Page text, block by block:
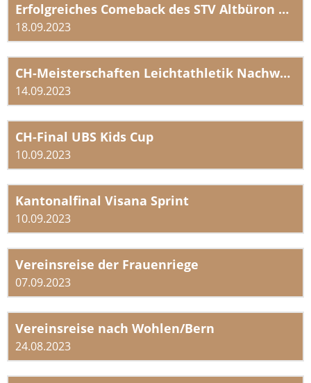
Erfolgreiches Comeback des STV Altbüron an der SMV 2023 in Oberriet
18.09.2023
CH-Meisterschaften Leichtathletik Nachwuchs
14.09.2023
CH-Final UBS Kids Cup
10.09.2023
Kantonalfinal Visana Sprint
10.09.2023
Vereinsreise der Frauenriege
07.09.2023
Vereinsreise nach Wohlen/Bern
24.08.2023